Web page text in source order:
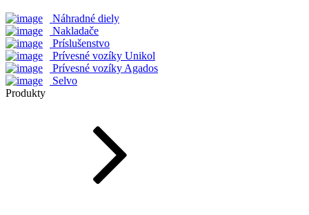
Náhradné diely
Nakladače
Príslušenstvo
Prívesné vozíky Unikol
Prívesné vozíky Agados
Selvo
Produkty